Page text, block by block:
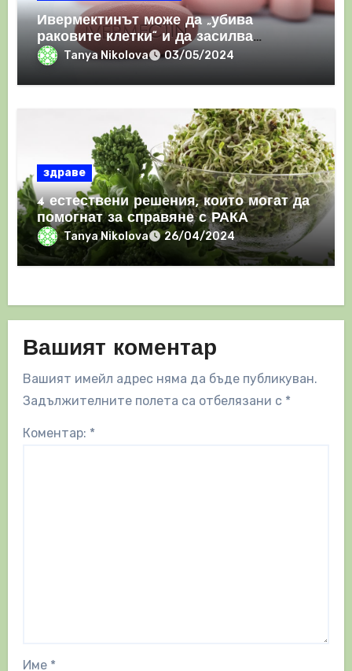
Ивермектинът може да „убива
раковите клетки“ и да засилва
имунния отговор
Tanya Nikolova 03/05/2024
здраве
4 естествени решения, които могат да
помогнат за справяне с РАКА
Tanya Nikolova 26/04/2024
Вашият коментар
Вашият имейл адрес няма да бъде публикуван.
Задължителните полета са отбелязани с *
Коментар: *
Име *